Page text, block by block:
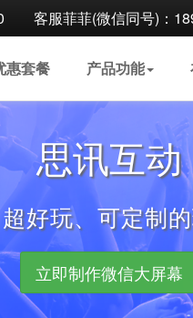
客服菲菲(微信同号)：
惠套餐 产品功能
思讯互动
好玩、可定制
立即制作微信大屏幕